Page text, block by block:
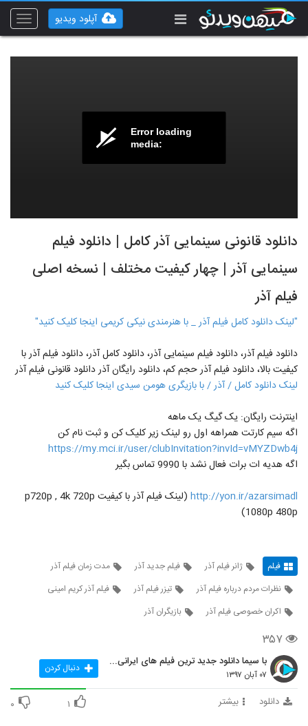
Toggle
آپلود ویدیو
Error loading
media:
دانلود قانونی سینمایی آذر کامل | دانلود فیلم
سینمایی آذر | چهار کیفیت مختلف | نسخه اصلی
فیلم آذر
"لینک دانلود کامل فیلم آذر _ با هنرمندی نیکی کریمی اینجا کلیک کنید"
دانلود فیلم آذر، دانلود فیلم سینمایی آذر، دانلود کامل آذر، دانلود فیلم آذر با
کیفیت بالا، دانلود فیلم آذر حجم کم، دانلود رایگان آذر دانلود قانونی فیلم آذر
لینک دانلود کامل / آذر / با بازیگری هومن سیدی اینجا کلیک کنید
اینترنت رایگان: یک گیگ یک ماهه
اگه سیم کارتت همراهه اول رو لینک زیر کلیک کن و ثبت نام کن
https://my.mci.ir/user/clubInvitation?invId=vMYZDwb4j
اگه هدیه ات برات فعال نشد با 9990 تماس بگیر
http://yon.ir/azarsimadl
(لینک فیلم آذر با کیفیت p720p , 4k 720p
1080p 480p)
فیلم ژانر فیلم آذر فیلم جدید آذر
مدت زمان فیلم آذر
نظرات مردم درباره فیلم آذر
تیزر فیلم آذر
فیلم آذر کریم امینی
اکران خصوصی فیلم آذر
بازیگران آذر
۳۵۷
با سیما دانلود جدید ترین فیلم های ایرانی را در لحظ
۰۷ آبان ۱۳۹۷ دنبال کردن
دانلود بیشتر ۱ ۰